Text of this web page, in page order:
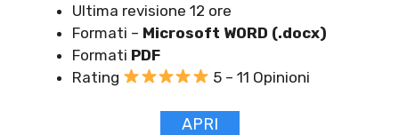
Ultima revisione 12 ore
Formati – Microsoft WORD (.docx)
Formati PDF
Rating
5 – 11 Opinioni
APRI